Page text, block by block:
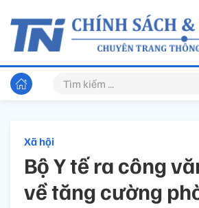
Xã hội
Bộ Y tế ra công
về tăng cường